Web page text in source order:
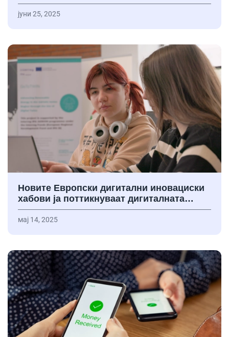
јуни 25, 2025
Новите Европски дигитални иновациски
хабови ја поттикнуваат дигиталната…
мај 14, 2025